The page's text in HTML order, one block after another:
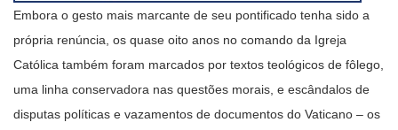
Embora o gesto mais marcante de seu pontificado tenha sido a
própria renúncia, os quase oito anos no comando da Igreja
Católica também foram marcados por textos teológicos de fôlego,
uma linha conservadora nas questões morais, e escândalos de
disputas políticas e vazamentos de documentos do Vaticano – os